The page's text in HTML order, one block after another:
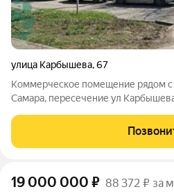
улица Карбышева,67
Коммерческое помещение рядом
Самара, пересечение ул
155,7 кв.м, расположенное в
всего в нескольких минутах от ТЦ
19 000 000 ₽ 88 372 ₽ за